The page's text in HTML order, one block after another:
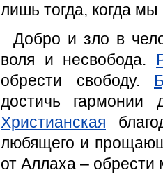
лишь тогда, когда
Добро и зло в
воля и несвобода.
обрести свободу.
достичь гармонии
Христианская
любящего и
от Аллаха – обрести